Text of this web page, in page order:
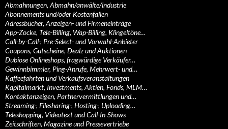
Abmahnungen, Abmahn/anwälte/industrie
Abonnements und/oder Kostenfallen
Adressbücher, Anzeigen- und Firmeneinträge
App-Zocke, Tele-Billing, Wap-Billing, Klingeltöne…
Call-by-Call-, Pre-Select- und Vorwahl-Anbieter
Coupons, Gutscheine, Dealz und Auktionen
Dubiose Onlineshops, fragwürdige Verkäufer…
Gewinnbimmler, Ping-Anrufe, Mehrwert- und…
Kaffeefahrten und Verkaufsveranstaltungen
Kapitalmarkt, Investments, Aktien, Fonds, MLM…
Kontaktanzeigen, Partnervermittlungen und…
Streaming-, Filesharing-, Hosting-, Uploading…
Teleshopping, Videotext und Call-In-Shows
Zeitschriften, Magazine und Pressevertriebe